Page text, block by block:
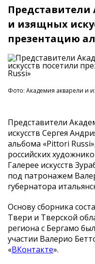
и изящных
презентацию
Фото: Академия акварели и
Представители
искусств Сергея
альбома «Pittori
российских
Галерее искусств
под патронажем
губернатора
Основу сборника
Твери и Тверской
региона с Бергамо
участии Валерио
«ВКонтакте».